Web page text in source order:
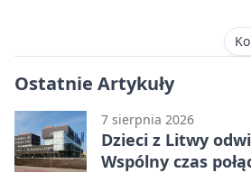
Ostatnie Artykuły
7 sierpnia 2026
Dzieci z Litwy
Wspólny czas